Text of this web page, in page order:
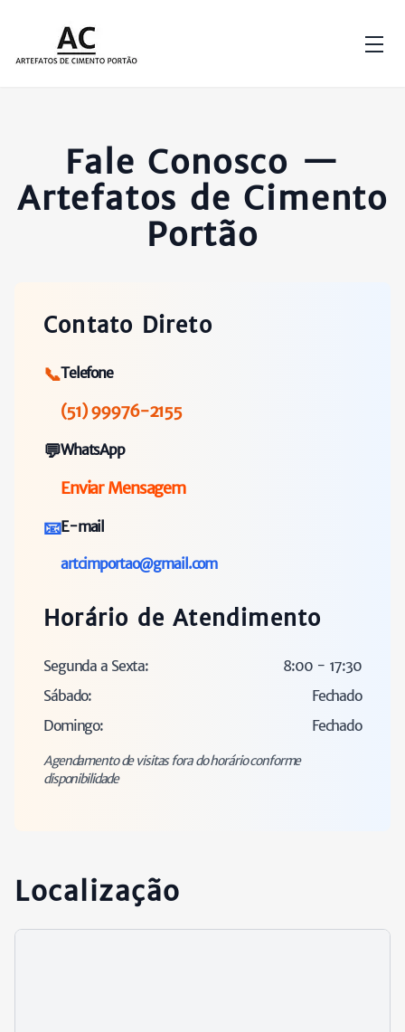
Fale Conosco —
Artefatos de Cimento
Portão
Contato Direto
📞Telefone
(51) 99976-2155
💬WhatsApp
Enviar Mensagem
📧E-mail
artcimportao@gmail.com
Horário de Atendimento
Segunda a Sexta:
8:00 - 17:30
Sábado:
Fechado
Domingo:
Fechado
Agendamento de visitas fora do horário conforme
disponibilidade
Localização